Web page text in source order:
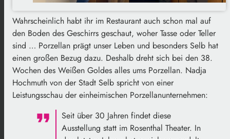
Wahrscheinlich habt ihr im Restaurant auch schon mal auf
den Boden des Geschirrs geschaut, woher Tasse oder Teller
sind … Porzellan prägt unser Leben und besonders Selb hat
einen großen Bezug dazu. Deshalb dreht sich bei den 38.
Wochen des Weißen Goldes alles ums Porzellan. Nadja
Hochmuth von der Stadt Selb spricht von einer
Leistungsschau der einheimischen Porzellanunternehmen:
Seit über 30 Jahren findet diese
Ausstellung statt im Rosenthal Theater. In